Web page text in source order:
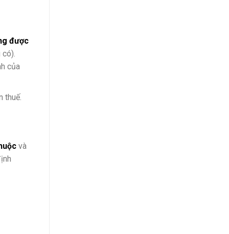
được
của
thuế.
và